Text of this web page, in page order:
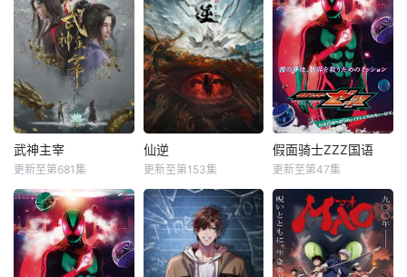
武神主宰
更新至第681集
仙逆
更新至第153集
假面骑士ZZZ国语
更新至第47集